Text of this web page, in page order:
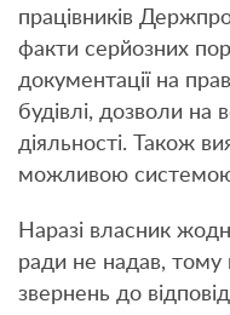
працівників
факти серйозних
документації на
будівлі, дозволи на
діяльності. Також
можливою системою
Наразі власник
ради не надав, тому
звернень до